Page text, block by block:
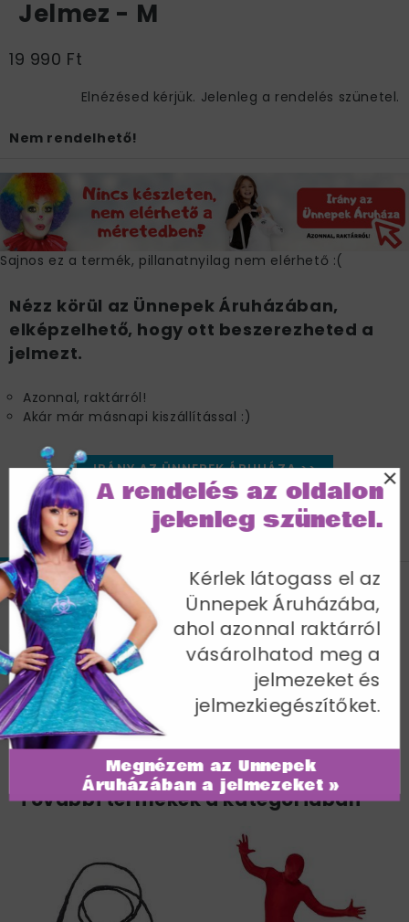
Jelmez - M
19 990 Ft
Elnézésed kérjük. Jelenleg a rendelés szünetel.
Nem rendelhető!
Sajnos ez a termék, pillanatnyilag nem elérhető :(
Nézz körül az Ünnepek Áruházában,
elképzelhető, hogy ott beszerezheted a
jelmezt.
Azonnal, raktárról!
Akár már másnapi kiszállítással :)
IRÁNY AZ ÜNNEPEK ÁRUHÁZA >>
JELLEMZŐK
Fekete-Fehér Pingvin Jelmez Férfiaknak
Kapucnis Kezeslábassal - M
Egy méret
Cikkszám: 31870M
További termékek a kategóriában
Megnézem az Ünnepek
Áruházában a jelmezeket »
Kérlek látogass el az
Ünnepek Áruházába,
ahol azonnal raktárról
vásárolhatod meg a
jelmezeket és
jelmezkiegészítőket.
A rendelés az oldalon
jelenleg szünetel.
×